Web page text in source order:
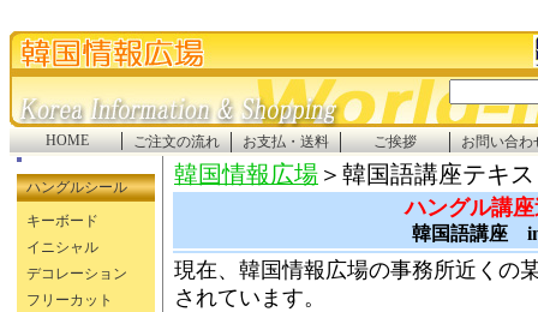
HOME ご注文の流れ お支払・送料 ご挨拶 お問い合わ
ハングルシール
キーボード
イニシャル
デコレーション
フリーカット
韓国情報広場 ＞韓国語講座テキ
ハングル講
韓国語講座
現在、韓国情報広場の事務所近くの
されています。